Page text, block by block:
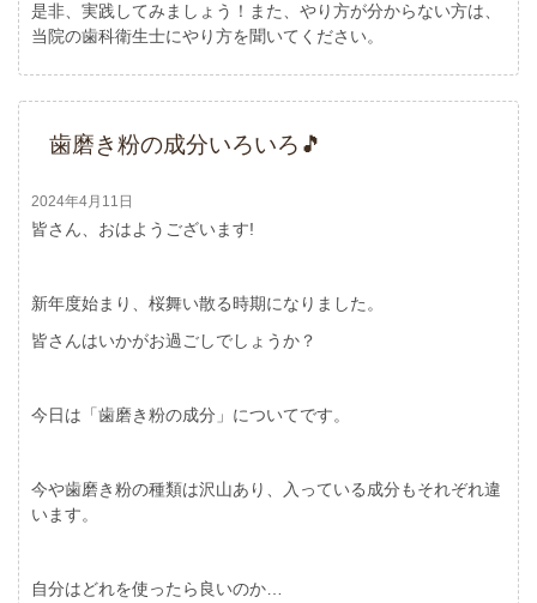
是非、実践してみましょう！また、やり方が分からない方は、
当院の歯科衛生士にやり方を聞いてください。
歯磨き粉の成分いろいろ🎵
2024年4月11日
皆さん、おはようございます!
新年度始まり、桜舞い散る時期になりました。
皆さんはいかがお過ごしでしょうか？
今日は「歯磨き粉の成分」についてです。
今や歯磨き粉の種類は沢山あり、入っている成分もそれぞれ違
います。
自分はどれを使ったら良いのか…